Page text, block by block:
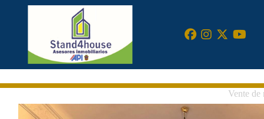
Vente